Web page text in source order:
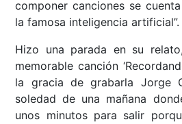
componer canciones se
la famosa inteligencia artificial”.
Hizo una parada en su
memorable canción
la gracia de grabarla Jorge
soledad de una mañana
unos minutos para salir